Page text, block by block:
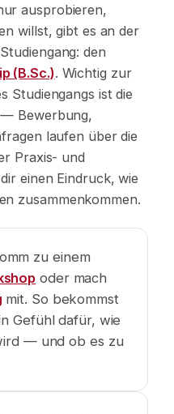
ausprobieren,
willst, gibt es an der
den
(B.Sc.). Wichtig zur
Studiengangs ist die
Bewerbung,
laufen über die
Praxis- und
einen Eindruck, wie
zusammenkommen.
zu einem
oder mach
mit. So bekommst
Gefühl dafür, wie
— und ob es zu